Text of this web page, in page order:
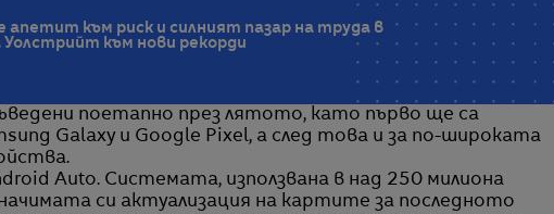
към риск и силният пазар на труда в
към нови рекорди
поетапно през лятото, като първо ще са
Galaxy и Google Pixel, а след това и за по-широката
Auto. Системата, използвана в над 250 милиона
си актуализация на картите за последното